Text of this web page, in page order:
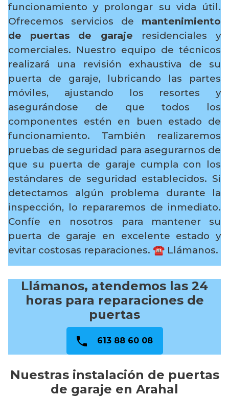
funcionamiento y prolongar su vida útil.
Ofrecemos servicios de mantenimiento
de puertas de garaje residenciales y
comerciales. Nuestro equipo de técnicos
realizará una revisión exhaustiva de su
puerta de garaje, lubricando las partes
móviles, ajustando los resortes y
asegurándose de que todos los
componentes estén en buen estado de
funcionamiento. También realizaremos
pruebas de seguridad para asegurarnos de
que su puerta de garaje cumpla con los
estándares de seguridad establecidos. Si
detectamos algún problema durante la
inspección, lo repararemos de inmediato.
Confíe en nosotros para mantener su
puerta de garaje en excelente estado y
evitar costosas reparaciones. ☎️ Llámanos.
Llámanos, atendemos las 24
horas para reparaciones de
puertas
613 88 60 08
Nuestras instalación de puertas
de garaje en Arahal